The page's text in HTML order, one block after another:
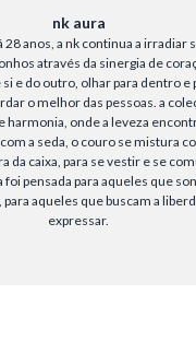
nk aura
28 anos, a nk continua a irradiar
através da sinergia de
e do outro, olhar para dentro e
o melhor das pessoas. a
harmonia, onde a leveza
a seda, o couro se mistura
da caixa, para se vestir e se
foi pensada para aqueles que
aqueles que buscam a
expressar.